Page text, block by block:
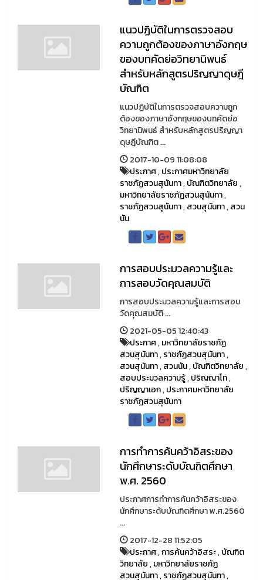
แนวปฏิบัติในการตรวจสอบ
ความถูกต้องของภาษาอังกฤษ
ของบทคัดย่อวิทยานิพนธ์
สำหรับหลักสูตรปริญญาดุษฎี
บัณฑิต
แนวปฏิบัติในการตรวจสอบความถูก
ต้องของภาษาอังกฤษของบทคัดย่อ
วิทยานิพนธ์ สำหรับหลักสูตรปริญญา
ดุษฎีบัณฑิต ...
2017-10-09 11:08:08
ประกาศ,ประกาศมหาวิทยาลัย
ราชภัฏสวนสุนันทา,บัณฑิตวิทยาลัย,
มหาวิทยาลัยราชภัฏสวนสุนันทา,
ราชภัฏสวนสุนันทา,สวนสุนันทา,สวน
นัน
การสอบประมวลความรู้และ
การสอบวัดคุณสมบัติ
การสอบประมวลความรู้และการสอบ
วัดคุณสมบัติ ...
2021-05-05 12:40:43
ประกาศ,มหาวิทยาลัยราชภัฏ
สวนสุนันทา,ราชภัฏสวนสุนันทา,
สวนสุนันทา,สวนนัน,บัณฑิตวิทยาลัย,
สอบประมวลความรู้,ปริญญาโท,
ปริญญาเอก,ประกาศมหาวิทยาลัย
ราชภัฏสวนสุนันทา
การทำการค้นคว้าอิสระของ
นักศึกษาระดับบัณฑิตศึกษา
พ.ศ. 2560
ประกาศการทำการค้นคว้าอิสระของ
นักศึกษาระดับบัณฑิตศึกษา พ.ศ.2560
...
2017-12-28 11:52:05
ประกาศ,การค้นคว้าอิสระ,บัณฑิต
วิทยาลัย,มหาวิทยาลัยราชภัฏ
สวนสุนันทา,ราชภัฏสวนสุนันทา,